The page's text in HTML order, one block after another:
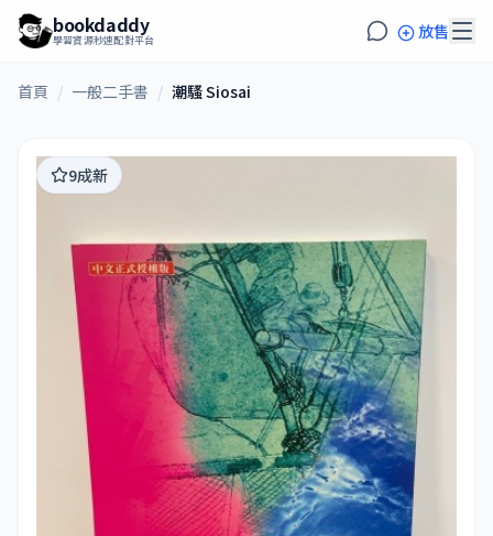
bookdaddy
學習資源秒速配對平台 放售
首頁 / 一般二手書 / 潮騷 Siosai
9成新